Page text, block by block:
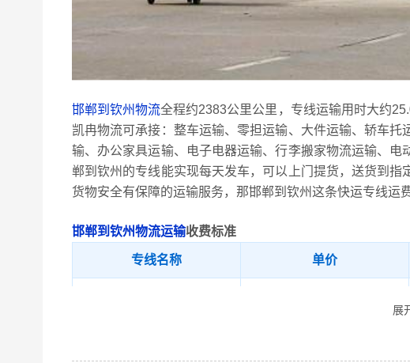
邯郸到钦州物流全程约2383公里公里，专线运输用时大约
凯冉物流可承接：整车运输、零担运输、大件运输、轿车
输、办公家具运输、电子电器运输、行李搬家物流运输、
郸到钦州的专线能实现每天发车，可以上门提货，送货到
货物安全有保障的运输服务，那邯郸到钦州这条快运专线运
邯郸到钦州物流运输收费标准
专线名称 单价
展